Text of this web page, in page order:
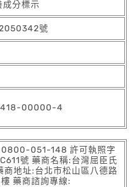
成分標示
號
00000-4
051-148 許可執照字
號 藥商名稱:台灣屈臣氏
地址:台北市松山區八德路
藥商諮詢專線: